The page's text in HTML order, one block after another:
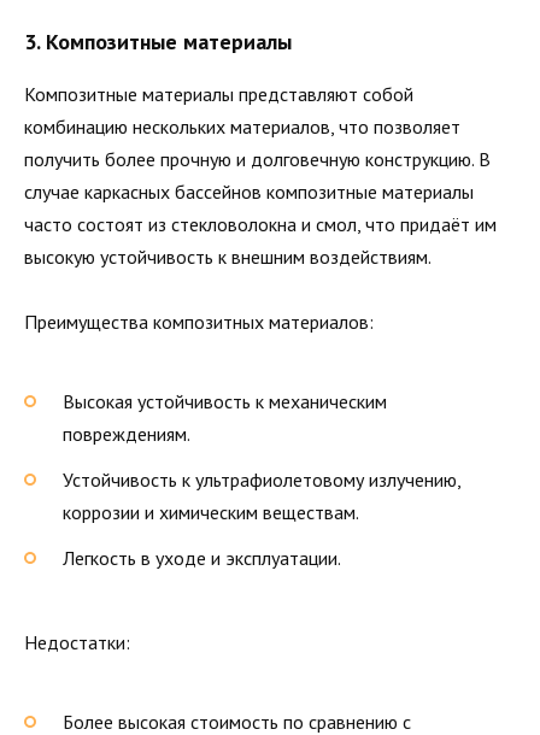
3. Композитные материалы
Композитные материалы представляют собой
комбинацию нескольких материалов, что позволяет
получить более прочную и долговечную конструкцию. В
случае каркасных бассейнов композитные материалы
часто состоят из стекловолокна и смол, что придаёт им
высокую устойчивость к внешним воздействиям.
Преимущества композитных материалов:
Высокая устойчивость к механическим
повреждениям.
Устойчивость к ультрафиолетовому излучению,
коррозии и химическим веществам.
Легкость в уходе и эксплуатации.
Недостатки:
Более высокая стоимость по сравнению с